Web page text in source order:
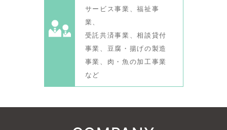
サービス事業、福祉事
業、
受託共済事業、相談貸付
事業、豆腐・揚げの製造
事業、肉・魚の加工事業
など